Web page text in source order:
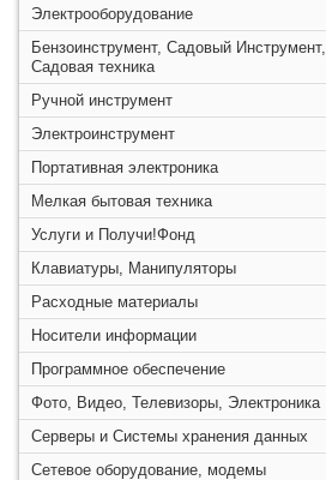
Электрооборудование
Бензоинструмент, Садовый Инструмент,
Садовая техника
Ручной инструмент
Электроинструмент
Портативная электроника
Мелкая бытовая техника
Услуги и Получи!Фонд
Клавиатуры, Манипуляторы
Расходные материалы
Носители информации
Программное обеспечение
Фото, Видео, Телевизоры, Электроника
Серверы и Системы хранения данных
Сетевое оборудование, модемы